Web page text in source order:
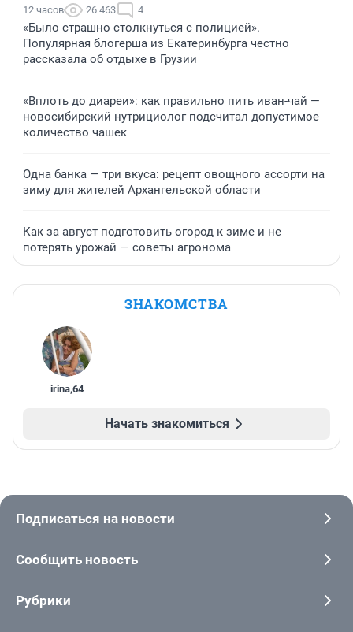
12 часов 26 463 4
«Было страшно столкнуться с полицией».
Популярная блогерша из Екатеринбурга честно
рассказала об отдыхе в Грузии
«Вплоть до диареи»: как правильно пить иван-чай —
новосибирский нутрициолог подсчитал допустимое
количество чашек
Одна банка — три вкуса: рецепт овощного ассорти на
зиму для жителей Архангельской области
Как за август подготовить огород к зиме и не
потерять урожай — советы агронома
ЗНАКОМСТВА
irina,64
Начать знакомиться
Подписаться на новости
Сообщить новость
Рубрики